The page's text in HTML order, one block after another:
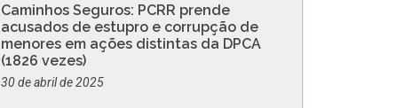
Caminhos Seguros: PCRR prende
acusados de estupro e corrupção de
menores em ações distintas da DPCA
(1826 vezes)
30 de abril de 2025